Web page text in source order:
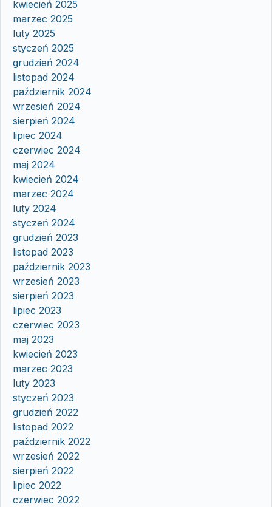
kwiecień 2025
marzec 2025
luty 2025
styczeń 2025
grudzień 2024
listopad 2024
październik 2024
wrzesień 2024
sierpień 2024
lipiec 2024
czerwiec 2024
maj 2024
kwiecień 2024
marzec 2024
luty 2024
styczeń 2024
grudzień 2023
listopad 2023
październik 2023
wrzesień 2023
sierpień 2023
lipiec 2023
czerwiec 2023
maj 2023
kwiecień 2023
marzec 2023
luty 2023
styczeń 2023
grudzień 2022
listopad 2022
październik 2022
wrzesień 2022
sierpień 2022
lipiec 2022
czerwiec 2022